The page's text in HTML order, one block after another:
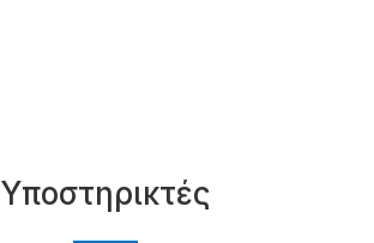
Υποστηρικτές